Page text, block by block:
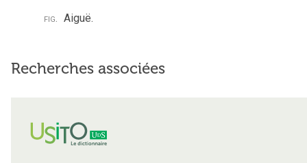
fig. Aiguë.
Recherches associées